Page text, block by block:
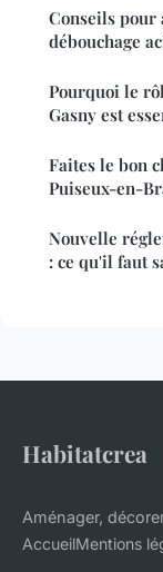
Conseils pour
débouchage
Pourquoi le
Gasny est
Faites le bon
Puiseux-en-
Nouvelle
: ce qu'il faut
Habitatcrea
Aménager,
AccueilMentions